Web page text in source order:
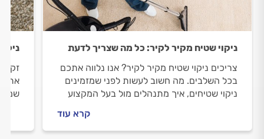
ניקוי שטיח מקיר לקיר: כל מה שצריך לדעת
צריכים ניקוי שטיח מקיר לקיר? אנו נלווה אתכם
בכל השלבים. מה חשוב לעשות לפני שמזמינים
ניקוי שטיחים, איך מתנהלים מול בעל המקצוע
קרא עוד